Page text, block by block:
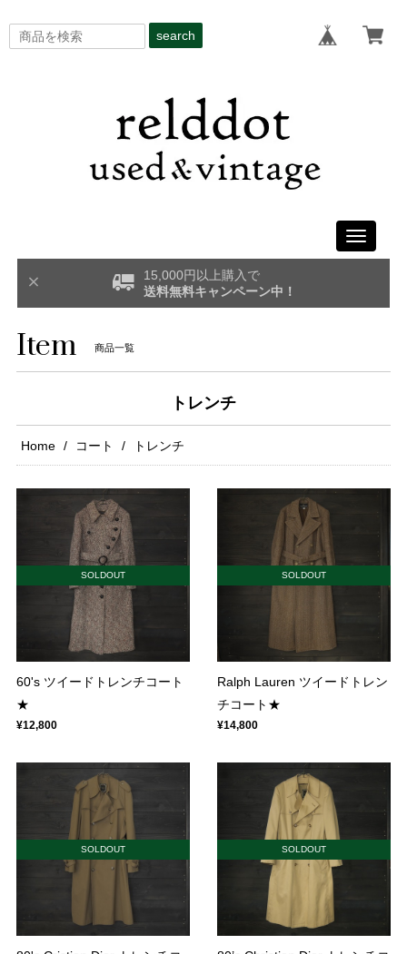
search
Toggle
15,000円以上購入で
送料無料キャンペーン中！
Item 商品一覧
トレンチ
Home コート トレンチ
SOLDOUT
60's ツイードトレンチコート
★
¥12,800
SOLDOUT
Ralph Lauren ツイードトレン
チコート★
¥14,800
SOLDOUT SOLDOUT